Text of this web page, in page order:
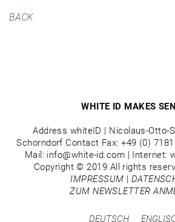
BACK
WHITE ID MAKES
Address whiteID | Nicolaus-Otto-
Schorndorf Contact Fax: +49 (0)
Mail: info@white-id.com | Internet:
Copyright © 2019 All rights
IMPRESSUM |
ZUM NEWSLETTER
DEUTSCH